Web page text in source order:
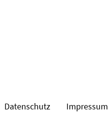
Datenschutz Impressum